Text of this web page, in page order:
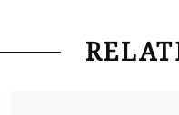
Lifestyle
「お若いで